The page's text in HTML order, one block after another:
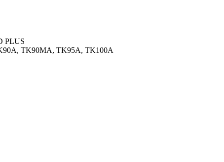
PLUS
TK90MA, TK95A, TK100A